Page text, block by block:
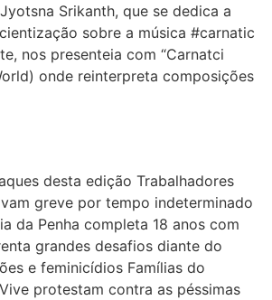
Srikanth, que se dedica a
sobre a música #carnatic
nos presenteia com “Carnatci
onde reinterpreta composições
desta edição Trabalhadores
greve por tempo indeterminado
da Penha completa 18 anos com
grandes desafios diante do
e feminicídios Famílias do
protestam contra as péssimas